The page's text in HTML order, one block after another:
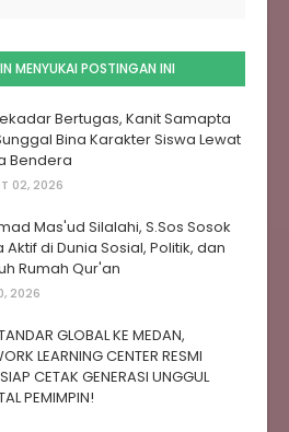
MENYUKAI POSTINGAN INI
Bertugas, Kanit Samapta
Bina Karakter Siswa Lewat
Bendera
02, 2026
Mas'ud Silalahi, S.Sos Sosok
di Dunia Sosial, Politik, dan
Rumah Qur'an
2026
GLOBAL KE MEDAN,
LEARNING CENTER RESMI
CETAK GENERASI UNGGUL
PEMIMPIN!